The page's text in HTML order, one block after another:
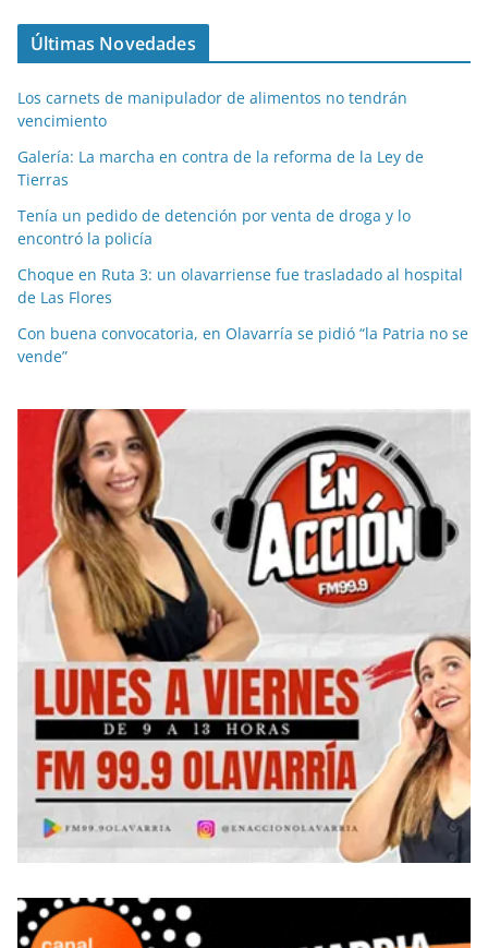
Últimas Novedades
Los carnets de manipulador de alimentos no tendrán
vencimiento
Galería: La marcha en contra de la reforma de la Ley de
Tierras
Tenía un pedido de detención por venta de droga y lo
encontró la policía
Choque en Ruta 3: un olavarriense fue trasladado al hospital
de Las Flores
Con buena convocatoria, en Olavarría se pidió “la Patria no se
vende”